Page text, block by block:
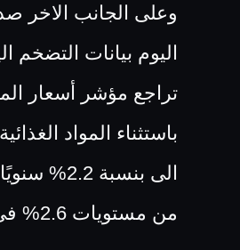
وعلى الجانب الاخر
اليوم بيانات التضخم
تراجع مؤشر أسعار
باستثناء المواد
الى بنسبة
من مستويات 2.6% فى مارس